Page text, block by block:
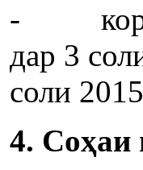
-
дар 3
соли
4. Соҳаи